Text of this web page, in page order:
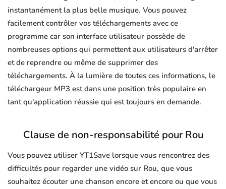
instantanément la plus belle musique. Vous pouvez
facilement contrôler vos téléchargements avec ce
programme car son interface utilisateur possède de
nombreuses options qui permettent aux utilisateurs d'arrêter
et de reprendre ou même de supprimer des
téléchargements. À la lumière de toutes ces informations, le
téléchargeur MP3 est dans une position très populaire en
tant qu'application réussie qui est toujours en demande.
Clause de non-responsabilité pour Rou
Vous pouvez utiliser YT1Save lorsque vous rencontrez des
difficultés pour regarder une vidéo sur Rou, que vous
souhaitez écouter une chanson encore et encore ou que vous